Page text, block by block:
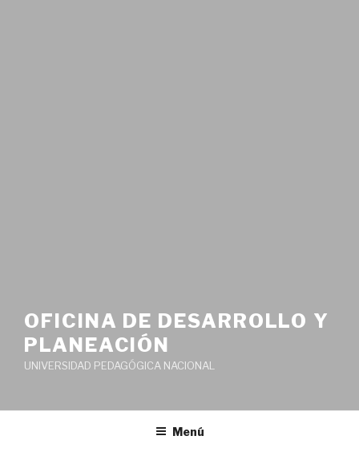
OFICINA DE DESARROLLO Y
PLANEACIÓN
UNIVERSIDAD PEDAGÓGICA NACIONAL
Menú